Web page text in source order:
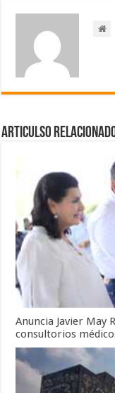
Articulso
Anuncia Javier May
consultorios